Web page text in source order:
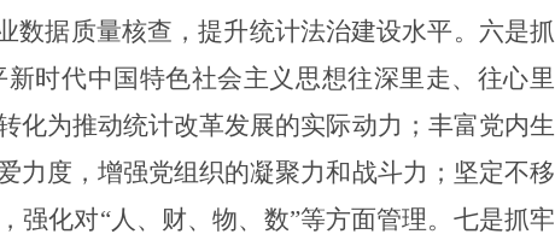
据质量核查，提升统计法治建设水平。 六是抓
时代中国特色社会主义思想往深里走、往心里
化为推动统计改革发展的实际动力；丰富党内生
力度，增强党组织的凝聚力和战斗力；坚定不移
强化对“人、财、物、数”等方面管理。 七是抓牢